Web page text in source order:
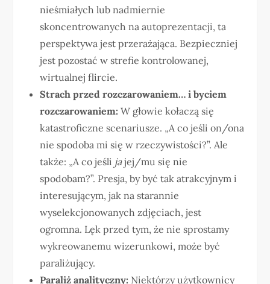
nieśmiałych lub nadmiernie
skoncentrowanych na autoprezentacji, ta
perspektywa jest przerażająca. Bezpieczniej
jest pozostać w strefie kontrolowanej,
wirtualnej flircie.
Strach przed rozczarowaniem… i byciem
rozczarowaniem: W głowie kołaczą się
katastroficzne scenariusze. „A co jeśli on/ona
nie spodoba mi się w rzeczywistości?”. Ale
także: „A co jeśli jajej/mu się nie
spodobam?”. Presja, by być tak atrakcyjnym i
interesującym, jak na starannie
wyselekcjonowanych zdjęciach, jest
ogromna. Lęk przed tym, że nie sprostamy
wykreowanemu wizerunkowi, może być
paraliżujący.
Paraliż analityczny: Niektórzy użytkownicy